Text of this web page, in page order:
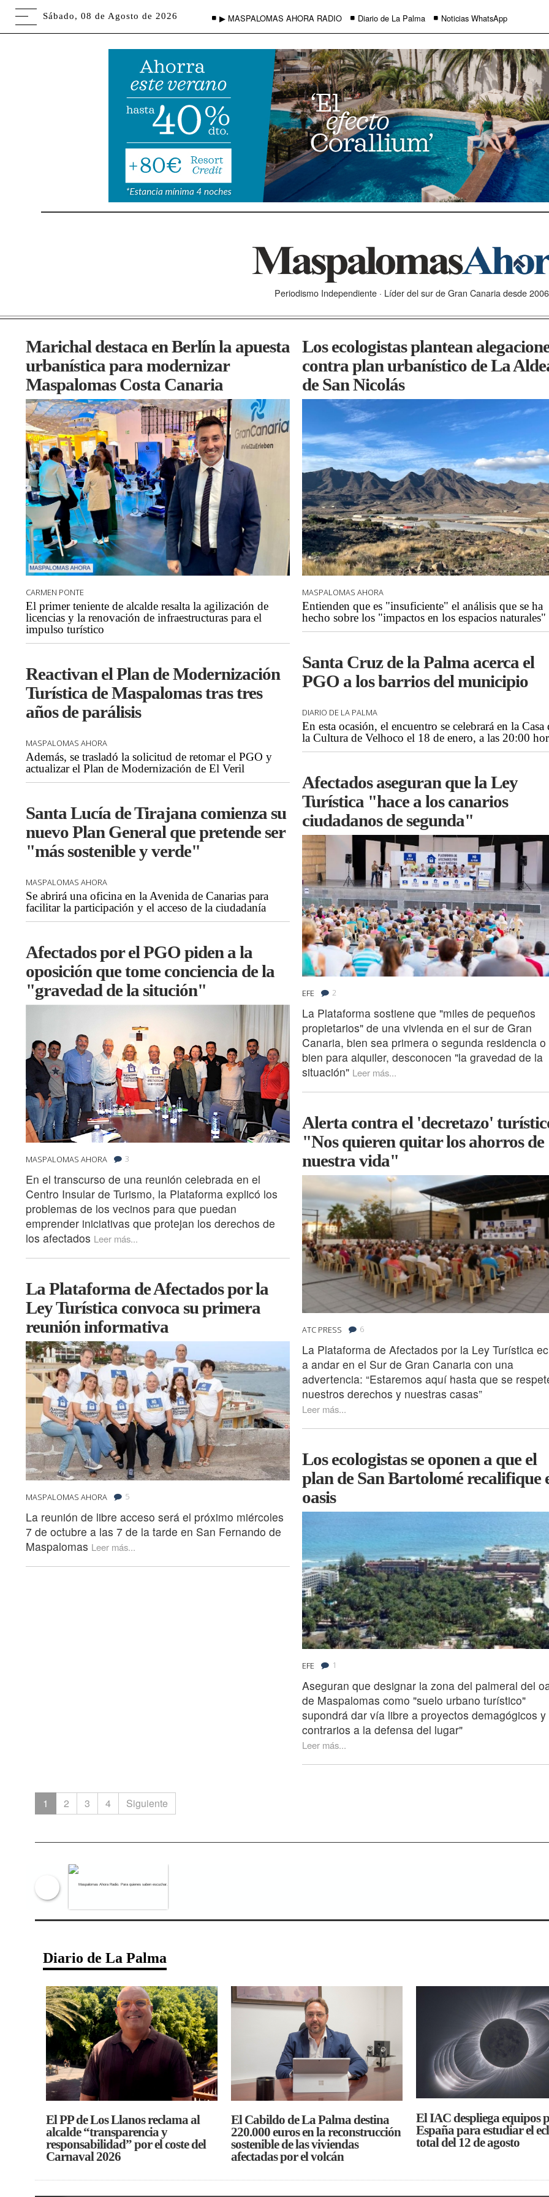
Sábado, 08 de Agosto de 2026 ▶ MASPALOMAS AHORA RADIO Diario de La Palma Noticias WhatsApp
Periodismo Independiente · Líder del sur de Gran Canaria desde 2006
Marichal destaca en Berlín la apuesta
urbanística para modernizar
Maspalomas Costa Canaria
CARMEN PONTE
El primer teniente de alcalde resalta la agilización de
licencias y la renovación de infraestructuras para el
impulso turístico
Reactivan el Plan de Modernización
Turística de Maspalomas tras tres
años de parálisis
MASPALOMAS AHORA
Además, se trasladó la solicitud de retomar el PGO y
actualizar el Plan de Modernización de El Veril
Santa Lucía de Tirajana comienza su
nuevo Plan General que pretende ser
"más sostenible y verde"
MASPALOMAS AHORA
Se abrirá una oficina en la Avenida de Canarias para
facilitar la participación y el acceso de la ciudadanía
Afectados por el PGO piden a la
oposición que tome conciencia de la
"gravedad de la situción"
MASPALOMAS AHORA 3
En el transcurso de una reunión celebrada en el
Centro Insular de Turismo, la Plataforma explicó los
problemas de los vecinos para que puedan
emprender iniciativas que protejan los derechos de
los afectados Leer más...
La Plataforma de Afectados por la
Ley Turística convoca su primera
reunión informativa
MASPALOMAS AHORA 5
La reunión de libre acceso será el próximo miércoles
7 de octubre a las 7 de la tarde en San Fernando de
Maspalomas Leer más...
Los ecologistas plantean
contra plan urbanístico de La
de San Nicolás
MASPALOMAS AHORA
Entienden que es "insuficiente" el análisis que se ha
hecho sobre los "impactos en los espacios naturales"
Santa Cruz de la Palma acerca el
PGO a los barrios del municipio
DIARIO DE LA PALMA
En esta ocasión, el encuentro se celebrará en la Casa
la Cultura de Velhoco el 18 de enero, a las 20:00
Afectados aseguran que la Ley
Turística "hace a los canarios
ciudadanos de segunda"
EFE 2
La Plataforma sostiene que "miles de pequeños
propietarios" de una vivienda en el sur de Gran
Canaria, bien sea primera o segunda residencia o
bien para alquiler, desconocen "la gravedad de la
situación" Leer más...
Alerta contra el 'decretazo'
"Nos quieren quitar los ahorros de
nuestra vida"
ATC PRESS 6
La Plataforma de Afectados por la Ley Turística
a andar en el Sur de Gran Canaria con una
advertencia: “Estaremos aquí hasta que se
nuestros derechos y nuestras casas”
Leer más...
Los ecologistas se oponen a que el
plan de San Bartolomé recalifique
oasis
EFE 1
Aseguran que designar la zona del palmeral del
de Maspalomas como "suelo urbano turístico"
supondrá dar vía libre a proyectos demagógicos y
contrarios a la defensa del lugar"
Leer más...
1 2 3 4 Siguiente
Diario de La Palma
El PP de Los Llanos reclama al
alcalde “transparencia y
responsabilidad” por el coste del
Carnaval 2026
El Cabildo de La Palma destina
220.000 euros en la reconstrucción
sostenible de las viviendas
afectadas por el volcán
El IAC despliega equipos
España para estudiar el
total del 12 de agosto